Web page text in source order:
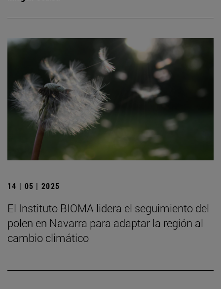
14 | 05 | 2025
El Instituto BIOMA lidera el seguimiento del
polen en Navarra para adaptar la región al
cambio climático